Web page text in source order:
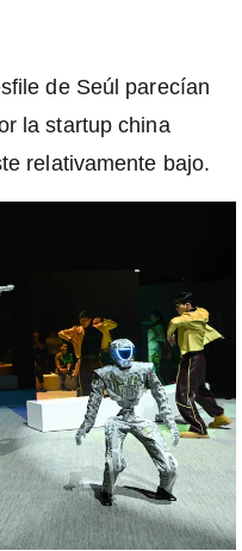
de Seúl parecían
la startup china
relativamente bajo.